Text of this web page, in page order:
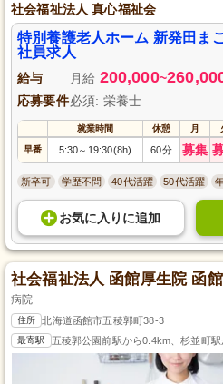
社会福祉法人 真心福祉会
特別養護老人ホーム 新発田ま
社員求人
給与 月給 200,000~
応募要件必須: 栄養士
就業時間 休憩 月
早番 5:30～ 19:30(8h) 60分 募集
新卒可 学歴不問 40代活躍 50代活躍
お気に入り に追加
社会福祉法人 函館厚生院 函
病院
住所 北海道函館市五稜郭町38-3
最寄駅 五稜郭公園前駅から0.4km、杉並町